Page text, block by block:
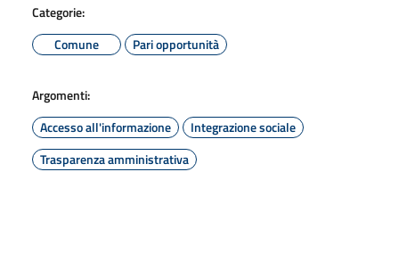
Categorie:
Comune
Pari opportunità
Argomenti:
Accesso all'informazione
Integrazione sociale
Trasparenza amministrativa